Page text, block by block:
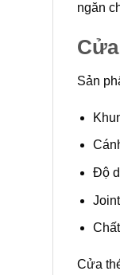
ngăn
Sản
Độ
Cửa